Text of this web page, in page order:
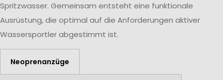
Spritzwasser. Gemeinsam entsteht eine funktionale
Ausrüstung, die optimal auf die Anforderungen aktiver
Wassersportler abgestimmt ist.
Neoprenanzüge